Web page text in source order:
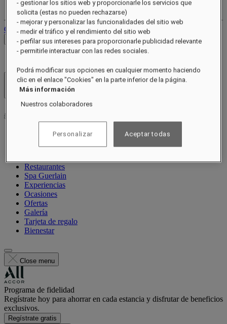
Tus reservas
Cerrar sesión
Ver tarifas
Hoteles y resorts
Abrir menú
Acerca de
Restaurantes
Spa Guerlain
Experiencias
Ocasiones
Ofertas
Galería
Tarjeta de regalo
Bienestar
Close menu
Programa de fidelidad
Regístrate hoy para ahorrar en cada estancia y disfrutar de beneficios
exclusivos.
Regístrate gratis
- gestionar los sitios web y proporcionarle los servicios que
solicita (estas no pueden rechazarse)
- mejorar y personalizar las funcionalidades del sitio web
- medir el tráfico y el rendimiento del sitio web
- perfilar sus intereses para proporcionarle publicidad relevante
- permitirle interactuar con las redes sociales.
Podrá modificar sus opciones en cualquier momento haciendo
clic en el enlace "Cookies" en la parte inferior de la página.
Más información
Nuestros colaboradores
Personalizar Aceptar todas